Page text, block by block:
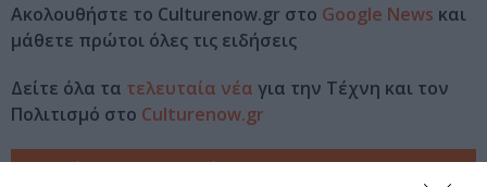
Ακολουθήστε το Culturenow.gr στο Google News και
μάθετε πρώτοι όλες τις ειδήσεις
Δείτε όλα τα τελευταία νέα για την Τέχνη και τον
Πολιτισμό στο Culturenow.gr
Νέοι Διαγωνισμοί❯